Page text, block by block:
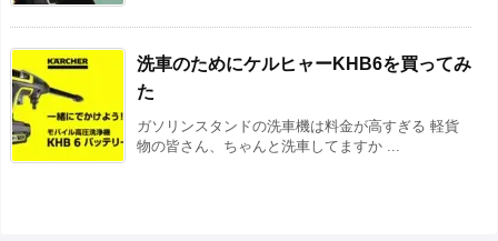
洗車のためにケルヒャーKHB6を買ってみ
た
ガソリンスタンドの洗車機は料金が高すぎる 軽貨
物の皆さん、ちゃんと洗車してますか ...